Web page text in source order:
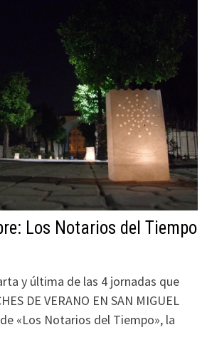
Los Notarios del Tiempo
y última de las 4 jornadas que
DE VERANO EN SAN MIGUEL
«Los Notarios del Tiempo», la